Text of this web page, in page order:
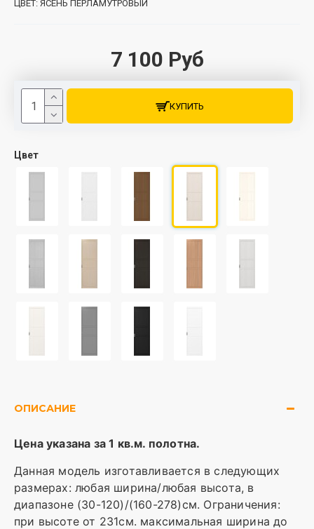
7 100 Руб
ЦВЕТ: ЯСЕНЬ ПЕРЛАМУТРОВЫЙ
Цвет
КУПИТЬ
ОПИСАНИЕ
Цена указана за 1 кв.м. полотна.
Данная модель изготавливается в следующих
размерах: любая ширина/любая высота, в
диапазоне (30-120)/(160-278)см. Ограничения:
при высоте от 231см. максимальная ширина до